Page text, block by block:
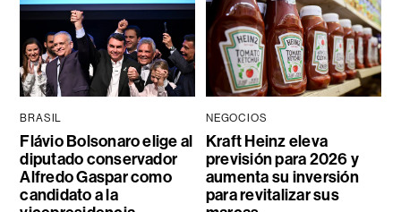
BRASIL
Flávio Bolsonaro elige al
diputado conservador
Alfredo Gaspar como
candidato a la
NEGOCIOS
Kraft Heinz eleva
previsión para 2026 y
aumenta su inversión
para revitalizar sus